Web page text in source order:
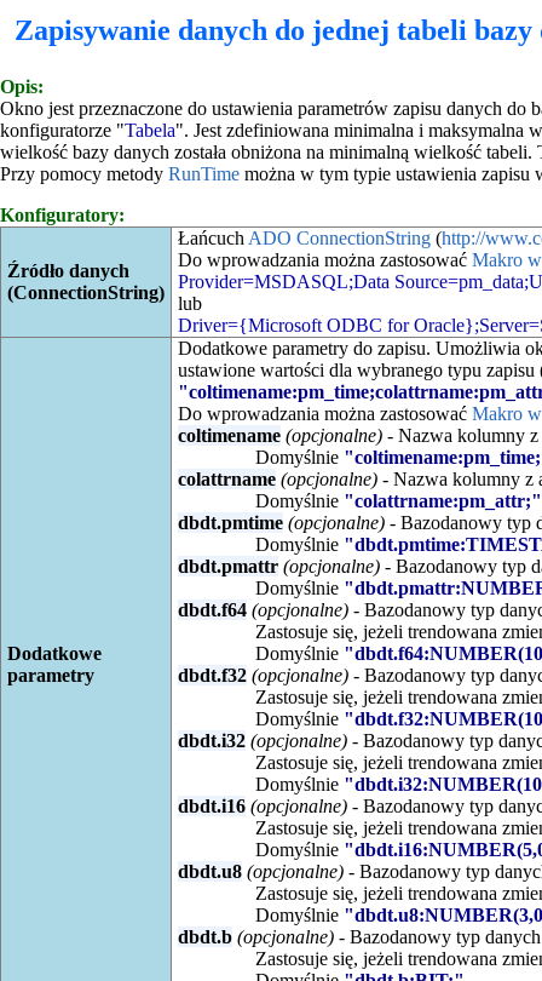
Zapisywanie danych do jednej tabeli
Opis:
Okno jest przeznaczone do ustawienia parametrów zapisu danych do
konfiguratorze "Tabela". Jest zdefiniowana minimalna i maksymalna
wielkość bazy danych została obniżona na minimalną wielkość tabeli.
Przy pomocy metody RunTime można w tym typie ustawienia
Konfiguratory:
Źródło danych
(ConnectionString)
Łańcuch ADO ConnectionString(http://
Do wprowadzania można zastosować Makro
Provider=MSDASQL;Data
lub
Driver={Microsoft ODBC for
Dodatkowe
parametry
Dodatkowe parametry do zapisu. Umożliwia
ustawione wartości dla wybranego typu
Do wprowadzania można zastosować Makro
coltimename (opcjonalne)- Nazwa kolumny z
Domyślnie
colattrname (opcjonalne)- Nazwa kolumny z
Domyślnie "colattrname:pm_attr;"
dbdt.pmtime (opcjonalne)- Bazodanowy typ
Domyślnie
dbdt.pmattr (opcjonalne)- Bazodanowy typ
Domyślnie
dbdt.f64 (opcjonalne)- Bazodanowy typ
Zastosuje się, jeżeli trendowana
Domyślnie
dbdt.f32 (opcjonalne)- Bazodanowy typ
Zastosuje się, jeżeli trendowana
Domyślnie
dbdt.i32 (opcjonalne)- Bazodanowy typ
Zastosuje się, jeżeli trendowana
Domyślnie
dbdt.i16 (opcjonalne)- Bazodanowy typ
Zastosuje się, jeżeli trendowana
Domyślnie
dbdt.u8 (opcjonalne)- Bazodanowy typ
Zastosuje się, jeżeli trendowana
Domyślnie
dbdt.b (opcjonalne)- Bazodanowy typ
Zastosuje się, jeżeli trendowana